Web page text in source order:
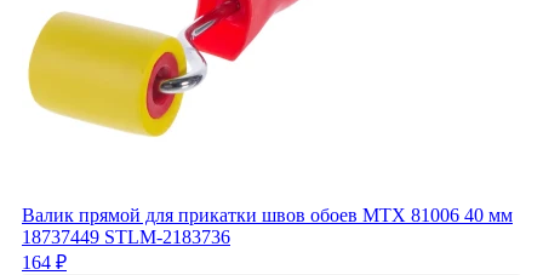
Валик прямой для прикатки швов обоев MTX 81006 40 мм
18737449 STLM-2183736
164 ₽